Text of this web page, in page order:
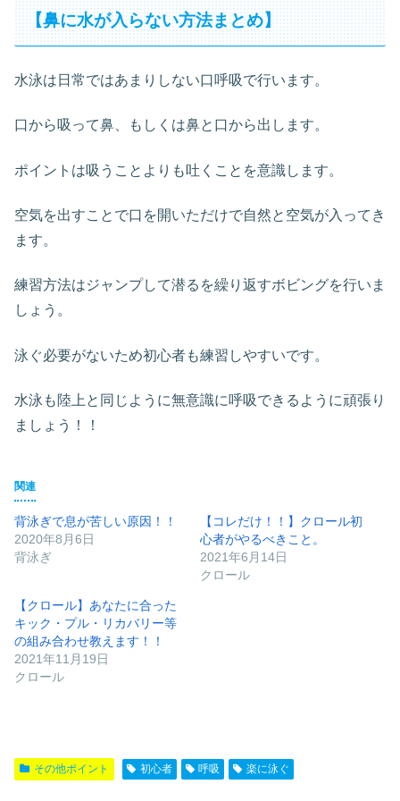
【鼻に水が入らない方法まとめ】
水泳は日常ではあまりしない口呼吸で行います。
口から吸って鼻、もしくは鼻と口から出します。
ポイントは吸うことよりも吐くことを意識します。
空気を出すことで口を開いただけで自然と空気が入ってき
ます。
練習方法はジャンプして潜るを繰り返すボビングを行いま
しょう。
泳ぐ必要がないため初心者も練習しやすいです。
水泳も陸上と同じように無意識に呼吸できるように頑張り
ましょう！！
関連
背泳ぎで息が苦しい原因！！
2020年8月6日
背泳ぎ
【コレだけ！！】クロール初
心者がやるべきこと。
2021年6月14日
クロール
【クロール】あなたに合った
キック・プル・リカバリー等
の組み合わせ教えます！！
2021年11月19日
クロール
その他ポイント 初心者 呼吸 楽に泳ぐ